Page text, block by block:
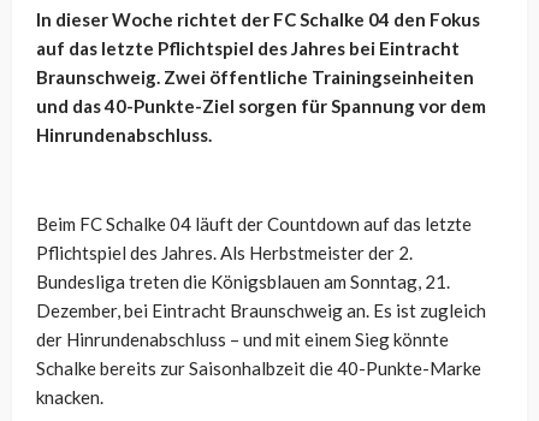
In dieser Woche richtet der FC Schalke 04 den Fokus
auf das letzte Pflichtspiel des Jahres bei Eintracht
Braunschweig. Zwei öffentliche Trainingseinheiten
und das 40-Punkte-Ziel sorgen für Spannung vor dem
Hinrundenabschluss.
Beim FC Schalke 04 läuft der Countdown auf das letzte
Pflichtspiel des Jahres. Als Herbstmeister der 2.
Bundesliga treten die Königsblauen am Sonntag, 21.
Dezember, bei Eintracht Braunschweig an. Es ist zugleich
der Hinrundenabschluss – und mit einem Sieg könnte
Schalke bereits zur Saisonhalbzeit die 40-Punkte-Marke
knacken.